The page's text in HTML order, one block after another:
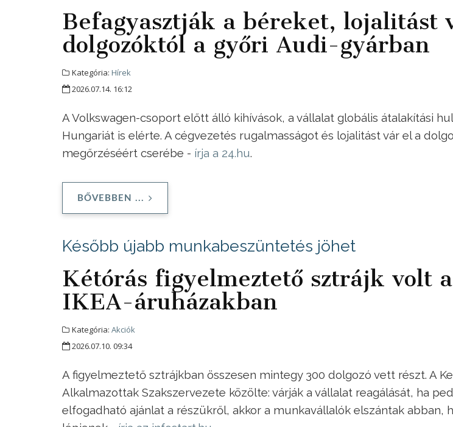
Befagyasztják a béreket, lojalitást
dolgozóktól a győri Audi-gyárban
Kategória: Hírek
2026.07.14. 16:12
A Volkswagen-csoport előtt álló kihívások, a vállalat globális átalakítási
Hungariát is elérte. A cégvezetés rugalmasságot és lojalitást vár el a
megőrzéséért cserébe - írja a 24.hu.
BŐVEBBEN ...
Később újabb munkabeszüntetés jöhet
Kétórás figyelmeztető sztrájk volt
IKEA-áruházakban
Kategória: Akciók
2026.07.10. 09:34
A figyelmeztető sztrájkban összesen mintegy 300 dolgozó vett részt. A
Alkalmazottak Szakszervezete közölte: várják a vállalat reagálását, ha
elfogadható ajánlat a részükről, akkor a munkavállalók elszántak abban,